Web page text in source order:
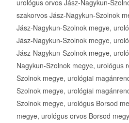
urológus orvos Jász-Nagykun-
szakorvos Jász-Nagykun-Szolnok
Jász-Nagykun-Szolnok megye,
Jász-Nagykun-Szolnok megye,
Jász-Nagykun-Szolnok megye,
Nagykun-Szolnok megye, urológus
Szolnok megye, urológiai
Szolnok megye, urológiai
Szolnok megye, urológus Borsod
megye, urológus orvos Borsod